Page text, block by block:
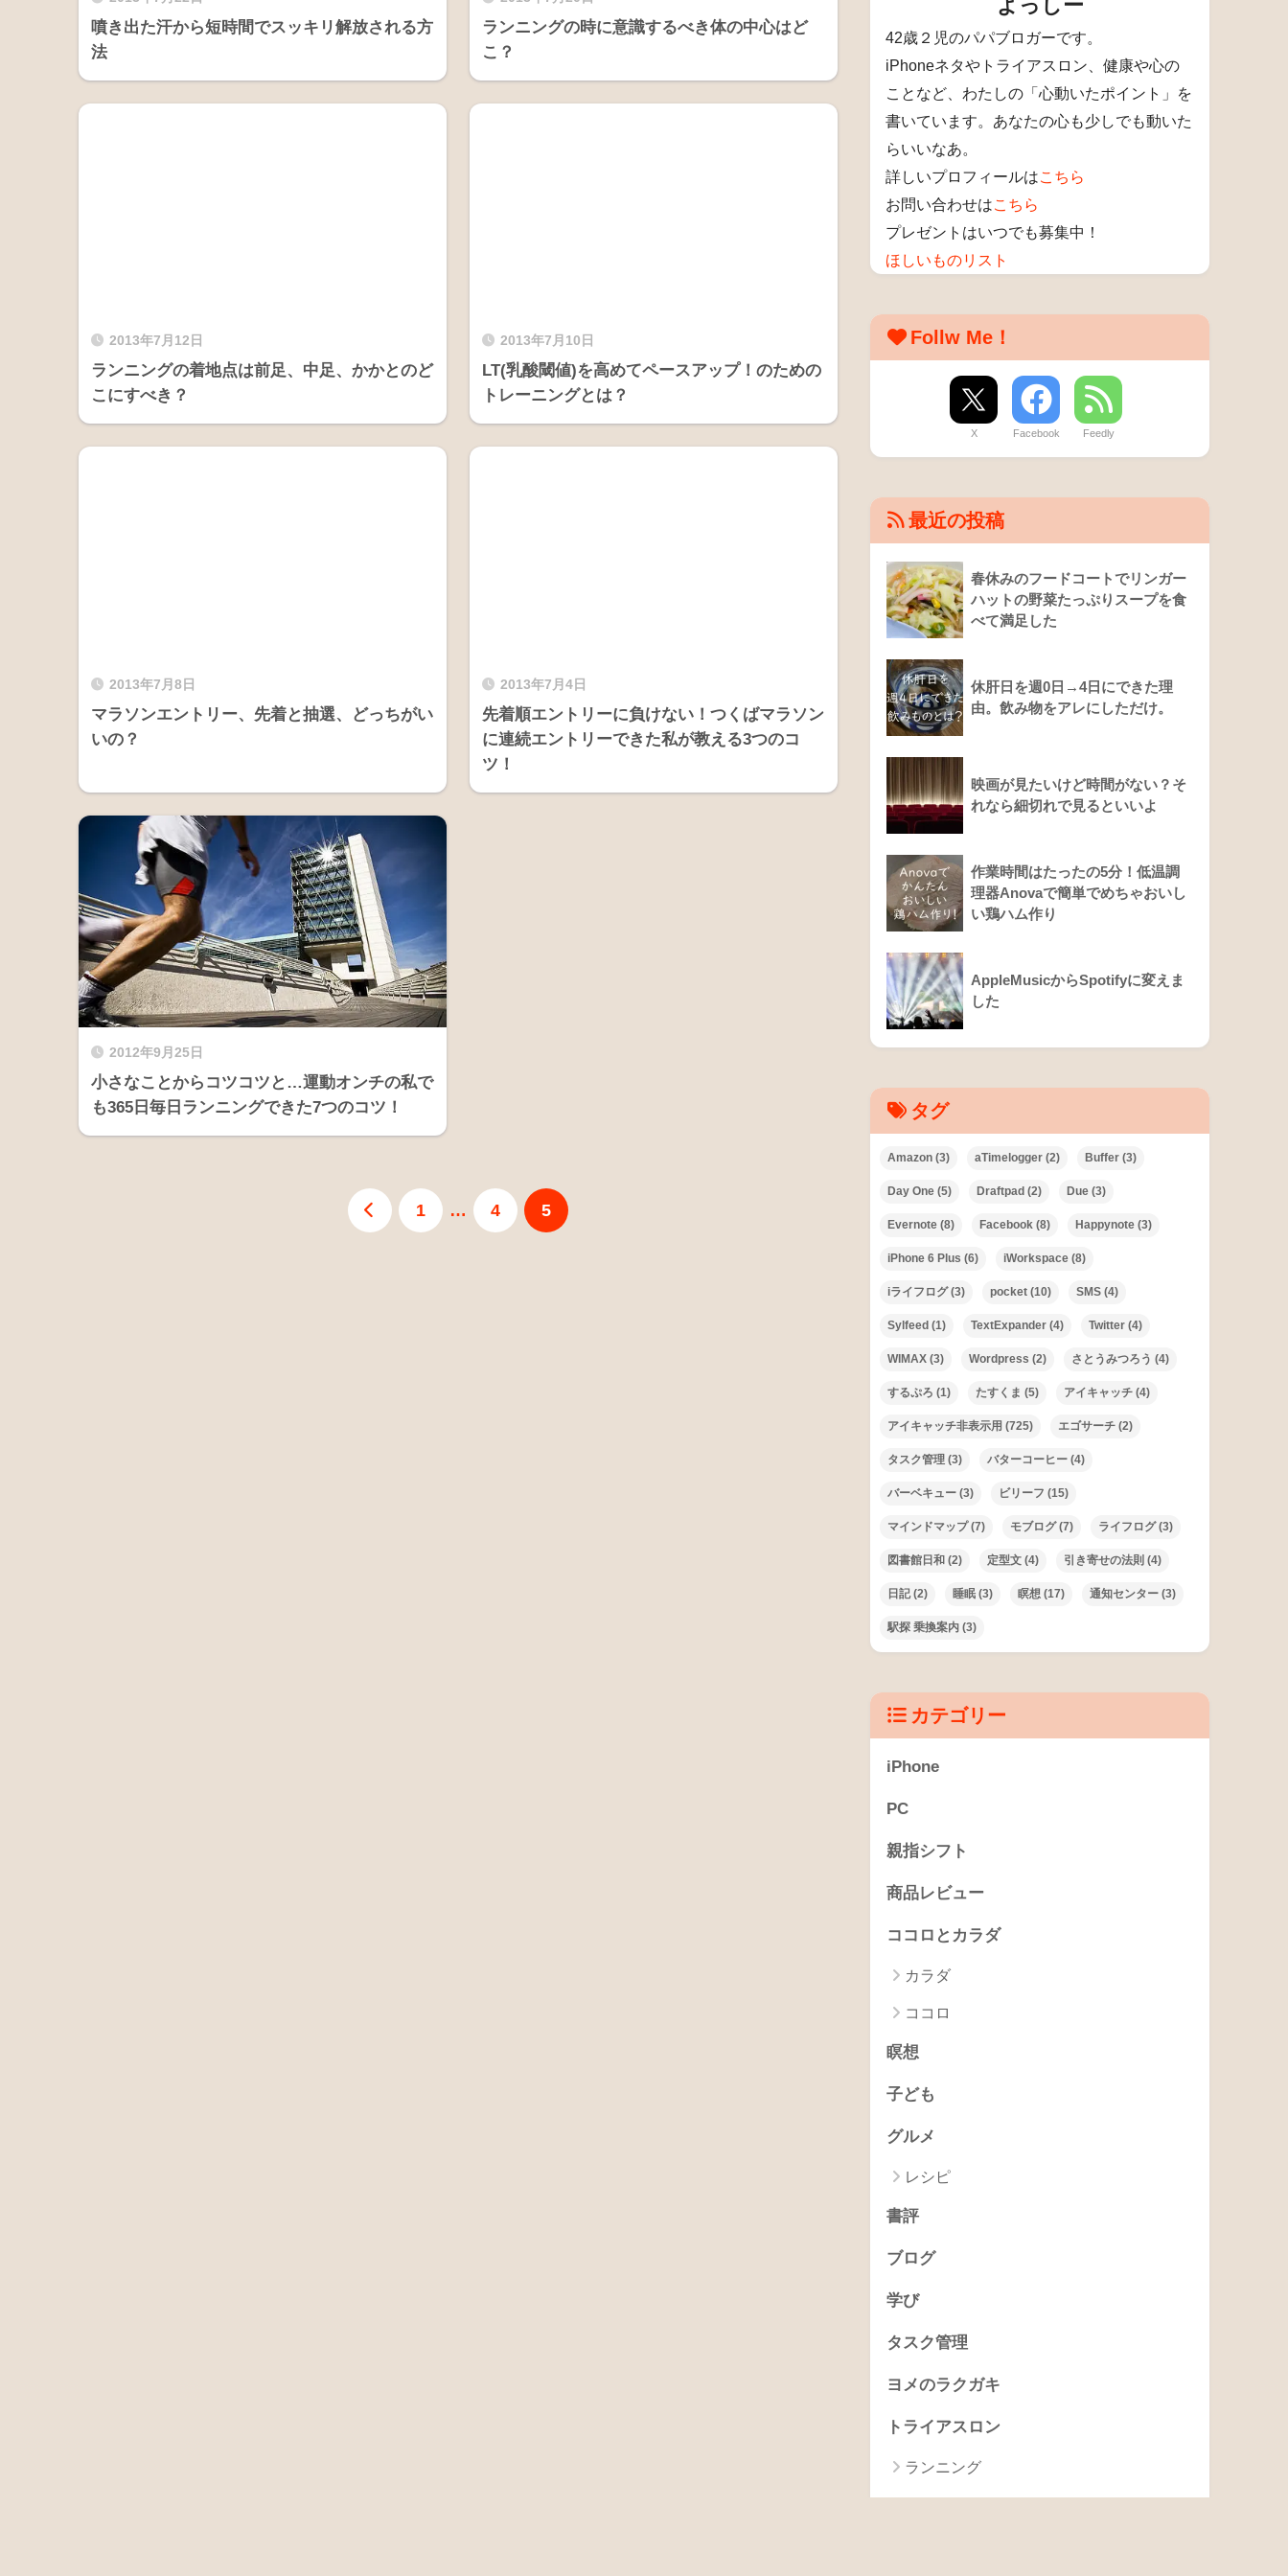
噴き出た汗から短時間でスッキリ解放される方
法
ランニングの時に意識するべき体の中心はど
こ？
2013年7月12日
ランニングの着地点は前足、中足、かかとのど
こにすべき？
2013年7月10日
LT(乳酸閾値)を高めてペースアップ！のための
トレーニングとは？
2013年7月8日
マラソンエントリー、先着と抽選、どっちがい
いの？
2013年7月4日
先着順エントリーに負けない！つくばマラソン
に連続エントリーできた私が教える3つのコ
ツ！
2012年9月25日
小さなことからコツコツと…運動オンチの私で
も365日毎日ランニングできた7つのコツ！
1 … 4 5
よっしー
42歳２児のパパブロガーです。
iPhoneネタやトライアスロン、健康や心の
ことなど、わたしの「心動いたポイント」を
書いています。あなたの心も少しでも動いた
らいいなあ。
詳しいプロフィールはこちら
お問い合わせはこちら
プレゼントはいつでも募集中！
ほしいものリスト
Follw Me！
X Facebook Feedly
最近の投稿
春休みのフードコートでリンガー
ハットの野菜たっぷりスープを食
べて満足した
休肝日を週0日→4日にできた理
由。飲み物をアレにしただけ。
映画が見たいけど時間がない？そ
れなら細切れで見るといいよ
作業時間はたったの5分！低温調
理器Anovaで簡単でめちゃおいし
い鶏ハム作り
AppleMusicからSpotifyに変えま
した
タグ
Amazon (3) aTimelogger (2) Buffer (3)
Day One (5) Draftpad (2) Due (3)
Evernote (8) Facebook (8) Happynote (3)
iPhone 6 Plus (6) iWorkspace (8)
iライフログ(3) pocket (10) SMS (4)
Sylfeed (1) TextExpander (4) Twitter (4)
WIMAX (3) Wordpress (2) さとうみつろう (4)
するぷろ (1) たすくま (5) アイキャッチ (4)
アイキャッチ非表示用 (725) エゴサーチ (2)
タスク管理 (3) バターコーヒー (4)
バーベキュー (3) ビリーフ (15)
マインドマップ(7) モブログ(7) ライフログ(3)
図書館日和 (2) 定型文 (4) 引き寄せの法則 (4)
日記(2) 睡眠 (3) 瞑想 (17) 通知センター (3)
駅探 乗換案内 (3)
カテゴリー
iPhone
PC
親指シフト
商品レビュー
ココロとカラダ
カラダ
ココロ
瞑想
子ども
グルメ
レシピ
書評
ブログ
学び
タスク管理
ヨメのラクガキ
トライアスロン
ランニング